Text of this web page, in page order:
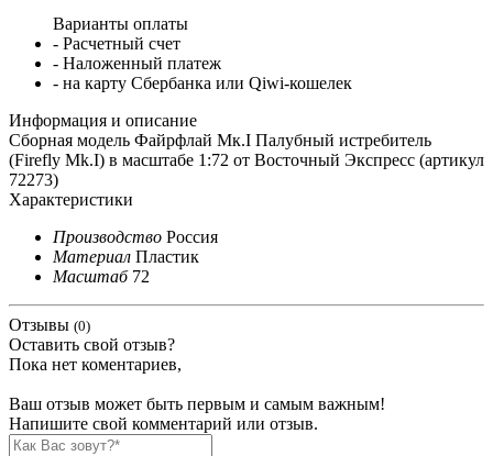
Варианты оплаты
- Расчетный счет
- Наложенный платеж
- на карту Сбербанка или Qiwi-кошелек
Информация и описание
Сборная модель Файрфлай Мк.I Палубный истребитель
(Firefly Мk.I) в масштабе 1:72 от Восточный Экспресс (артикул
72273)
Характеристики
Производство Россия
Материал Пластик
Масштаб 72
Отзывы (0)
Оставить свой отзыв?
Пока нет коментариев,
Ваш отзыв может быть первым и самым важным!
Напишите свой комментарий или отзыв.